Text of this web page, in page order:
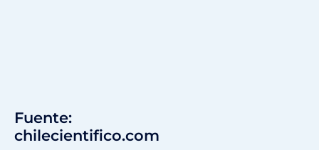
Fuente:
chilecientifico.com